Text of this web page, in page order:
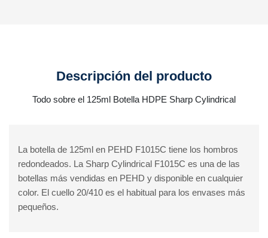
Descripción del producto
Todo sobre el 125ml Botella HDPE Sharp Cylindrical
La botella de 125ml en PEHD F1015C tiene los hombros
redondeados. La Sharp Cylindrical F1015C es una de las
botellas más vendidas en PEHD y disponible en cualquier
color. El cuello 20/410 es el habitual para los envases más
pequeños.